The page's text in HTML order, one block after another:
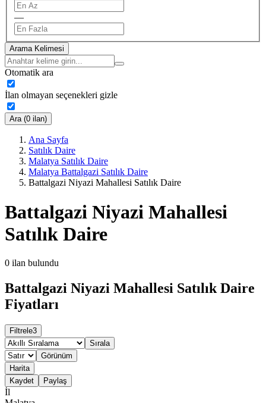
—
Arama Kelimesi
Otomatik ara
İlan olmayan seçenekleri gizle
Ara (0 ilan)
Ana Sayfa
Satılık Daire
Malatya Satılık Daire
Malatya Battalgazi Satılık Daire
Battalgazi Niyazi Mahallesi Satılık Daire
Battalgazi Niyazi Mahallesi
Satılık Daire
0 ilan bulundu
Battalgazi Niyazi Mahallesi Satılık Daire
Fiyatları
Filtrele3
Sırala
Görünüm
Harita
Kaydet
Paylaş
İl